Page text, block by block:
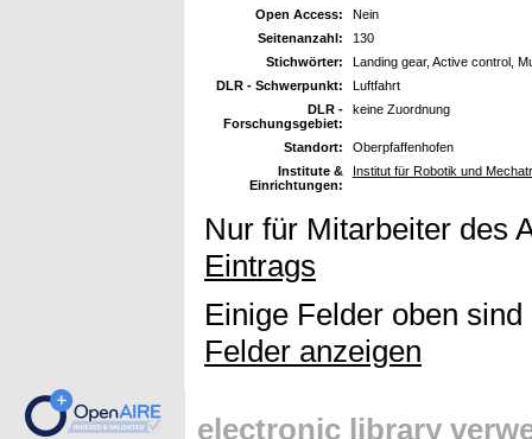
Open Access:
Nein
Seitenanzahl:
130
Stichwörter:
Landing gear, Active control,
DLR - Schwerpunkt:
Luftfahrt
DLR -
Forschungsgebiet:
keine Zuordnung
Standort:
Oberpfaffenhofen
Institute &
Einrichtungen:
Institut für Robotik und
Nur für Mitarbeiter des
Eintrags
Einige Felder oben
Felder anzeigen
electronic library